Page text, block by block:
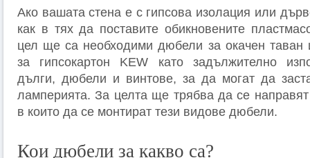
Ако вашата стена е с гипсова изолация или
как в тях да поставите обикновените
цел ще са необходими дюбели за окачен
за гипсокартон KEW като задължително
дълги, дюбели и винтове, за да могат да
ламперията. За целта ще трябва да се
в които да се монтират тези видове дюбели.
Кои дюбели за какво са?